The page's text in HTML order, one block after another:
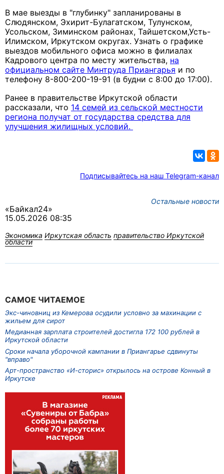
В мае выезды в "глубинку" запланированы в
Слюдянском, Эхирит-Булагатском, Тулунском,
Усольском, Зиминском районах, Тайшетском,Усть-
Илимском, Иркутском округах. Узнать о графике
выездов мобильного офиса можно в филиалах
Кадрового центра по месту жительства, на
официальном сайте Минтруда Приангарья и по
телефону 8-800-200-19-91 (в будни с 8:00 до 17:00).
Ранее в правительстве Иркутской области
рассказали, что 14 семей из сельской местности
региона получат от государства средства для
улучшения жилищных условий.
Подписывайтесь на наш Telegram-канал
Остальные новости
«Байкал24»
15.05.2026 08:35
Экономика Иркутская область правительство Иркутской
области
САМОЕ ЧИТАЕМОЕ
Экс-чиновниц из Кемерова осудили условно за махинации с
жильем для сирот
Медианная зарплата строителей достигла 172 100 рублей в
Иркутской области
Сроки начала уборочной кампании в Приангарье сдвинуты
"вправо"
Арт-пространство «И-сторис» открылось на острове Конный в
Иркутске